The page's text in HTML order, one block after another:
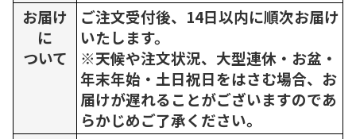
お届け
に
ついて
ご注文受付後、14日以内に順次お届け
いたします。
※天候や注文状況、大型連休・お盆・
年末年始・土日祝日をはさむ場合、お
届けが遅れることがございますのであ
らかじめご了承ください。